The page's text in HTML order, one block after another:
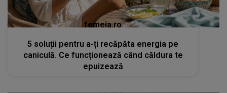
femeia.ro
5 soluții pentru a-ți recăpăta energia pe
caniculă. Ce funcționează când căldura te
epuizează